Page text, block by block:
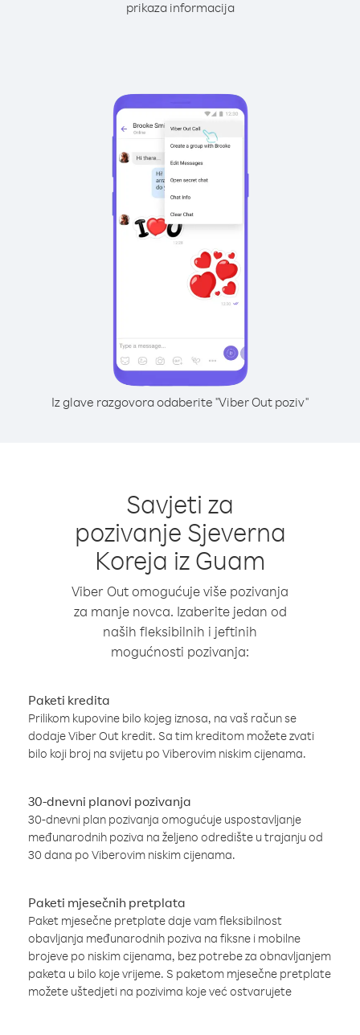
prikaza informacija
Iz glave razgovora odaberite "Viber Out poziv"
Savjeti za
pozivanje Sjeverna
Koreja iz Guam
Viber Out omogućuje više pozivanja
za manje novca. Izaberite jedan od
naših fleksibilnih i jeftinih
mogućnosti pozivanja:
Paketi kredita
Prilikom kupovine bilo kojeg iznosa, na vaš račun se
dodaje Viber Out kredit. Sa tim kreditom možete zvati
bilo koji broj na svijetu po Viberovim niskim cijenama.
30-dnevni planovi pozivanja
30-dnevni plan pozivanja omogućuje uspostavljanje
međunarodnih poziva na željeno odredište u trajanju od
30 dana po Viberovim niskim cijenama.
Paketi mjesečnih pretplata
Paket mjesečne pretplate daje vam fleksibilnost
obavljanja međunarodnih poziva na fiksne i mobilne
brojeve po niskim cijenama, bez potrebe za obnavljanjem
paketa u bilo koje vrijeme. S paketom mjesečne pretplate
možete uštedjeti na pozivima koje već ostvarujete